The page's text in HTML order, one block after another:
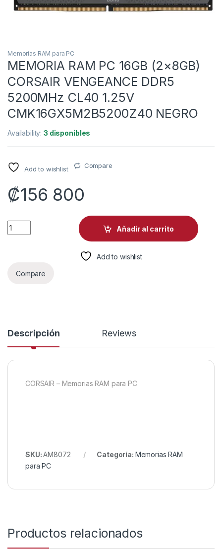
Memorias RAM para PC
MEMORIA RAM PC 16GB (2×8GB)
CORSAIR VENGEANCE DDR5
5200MHz CL40 1.25V
CMK16GX5M2B5200Z40 NEGRO
Availability:3 disponibles
Add to wishlist Compare
₡156 800
MEMORIA RAM PC 16GB (2×8GB) CORSAIR VENGEANCE
Añadir al carrito
Add to wishlist
Compare
Descripción Reviews
CORSAIR – Memorias RAM para PC
SKU:AM8072 Categoría: Memorias RAM
para PC
Productos relacionados